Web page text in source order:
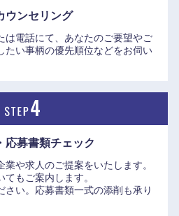
ウンセリング
は電話にて、あなたのご要望やご
たい事柄の優先順位などをお伺い
応募書類チェック
や求人のご提案をいたします。
もご案内します。
さい。応募書類一式の添削も承り
静岡県